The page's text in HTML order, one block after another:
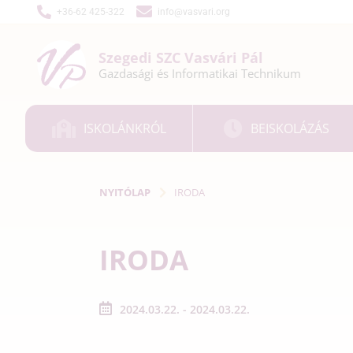
+36-62 425-322 info@vasvari.org
Szegedi SZC Vasvári Pál
Gazdasági és Informatikai Technikum
ISKOLÁNKRÓL BEISKOLÁZÁS
NYITÓLAP IRODA
IRODA
2024.03.22. - 2024.03.22.